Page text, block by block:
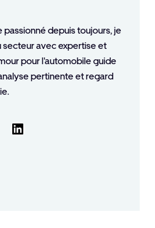
depuis toujours, je
avec expertise et
pour l'automobile guide
pertinente et regard
LinkedIn